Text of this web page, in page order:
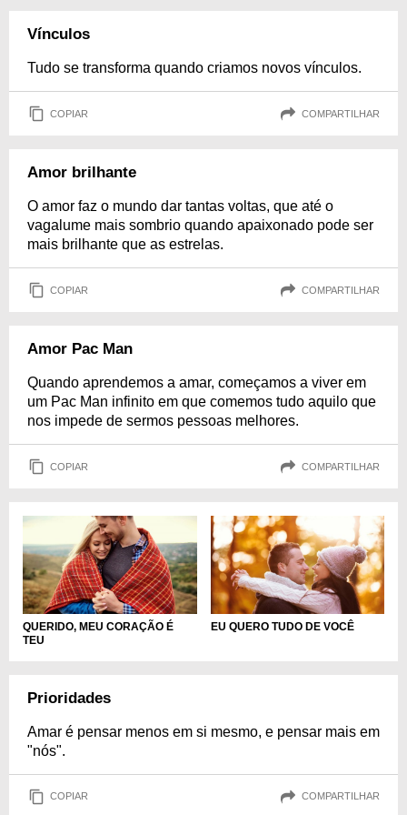
Vínculos
Tudo se transforma quando criamos novos vínculos.
COPIAR COMPARTILHAR
Amor brilhante
O amor faz o mundo dar tantas voltas, que até o
vagalume mais sombrio quando apaixonado pode ser
mais brilhante que as estrelas.
COPIAR COMPARTILHAR
Amor Pac Man
Quando aprendemos a amar, começamos a viver em
um Pac Man infinito em que comemos tudo aquilo que
nos impede de sermos pessoas melhores.
COPIAR COMPARTILHAR
QUERIDO, MEU CORAÇÃO É
TEU
EU QUERO TUDO DE VOCÊ
Prioridades
Amar é pensar menos em si mesmo, e pensar mais em
"nós".
COPIAR COMPARTILHAR